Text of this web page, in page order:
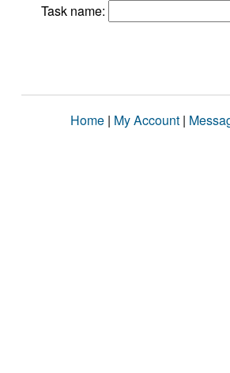
Task name:
Home | My Account |